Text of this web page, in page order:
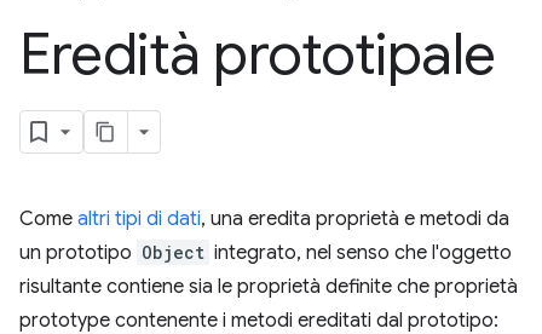
Eredità prototipale
Come altri tipi di dati, una eredita proprietà e metodi da
un prototipo Object integrato, nel senso che l'oggetto
risultante contiene sia le proprietà definite che proprietà
prototype contenente i metodi ereditati dal prototipo: